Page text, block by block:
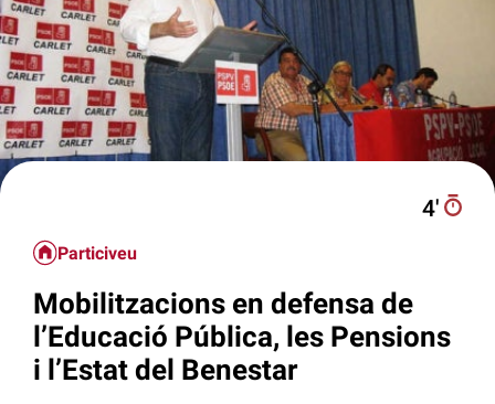
4′
Particiveu
Mobilitzacions en defensa de
l’Educació Pública, les Pensions
i l’Estat del Benestar